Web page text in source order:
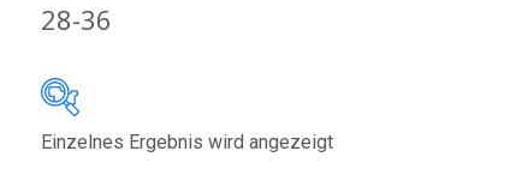
28-36
Einzelnes Ergebnis wird angezeigt